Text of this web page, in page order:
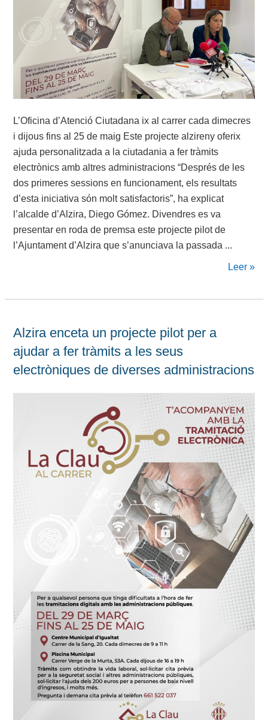
L’Oficina d’Atenció Ciutadana ix al carrer cada dimecres
i dijous fins al 25 de maig Este projecte alzireny oferix
ajuda personalitzada a la ciutadania a fer tràmits
electrònics amb altres administracions “Després de les
dos primeres sessions en funcionament, els resultats
d’esta iniciativa són molt satisfactoris”, ha explicat
l’alcalde d’Alzira, Diego Gómez. Divendres es va
presentar en roda de premsa este projecte pilot de
l’Ajuntament d’Alzira que s’anunciava la passada ...
Leer »
Alzira enceta un projecte pilot per a
ajudar a fer tràmits a les seus
electròniques de diverses administracions